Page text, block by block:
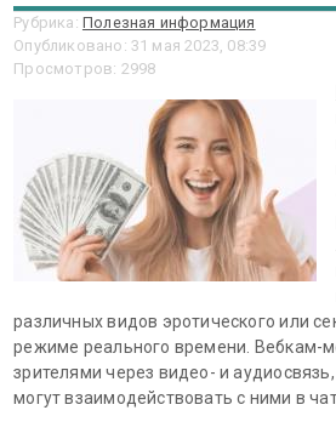
Рубрика: Полезная информация
Опубликовано: 31 мая 2023, 08:39
Просмотров: 2998
различных видов эротического или
режиме реального времени. Вебкам-
зрителями через видео- и
могут взаимодействовать с ними в